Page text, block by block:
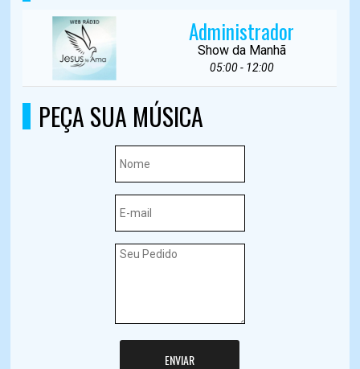
Administrador
Show da Manhã
05:00 - 12:00
PEÇA SUA MÚSICA
ENVIAR